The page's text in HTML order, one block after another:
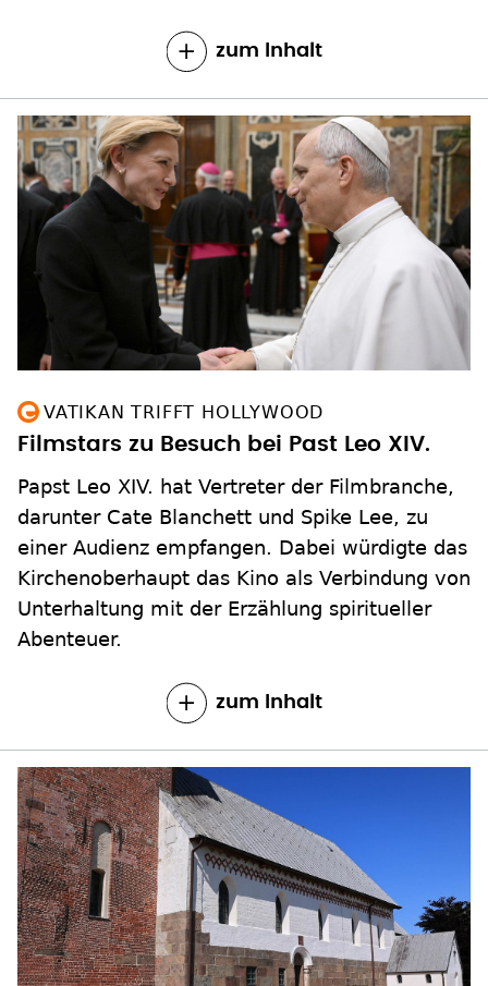
zum Inhalt
VATIKAN TRIFFT HOLLYWOOD
Filmstars zu Besuch bei Past Leo XIV.
Papst Leo XIV. hat Vertreter der Filmbranche,
darunter Cate Blanchett und Spike Lee, zu
einer Audienz empfangen. Dabei würdigte das
Kirchenoberhaupt das Kino als Verbindung von
Unterhaltung mit der Erzählung spiritueller
Abenteuer.
zum Inhalt